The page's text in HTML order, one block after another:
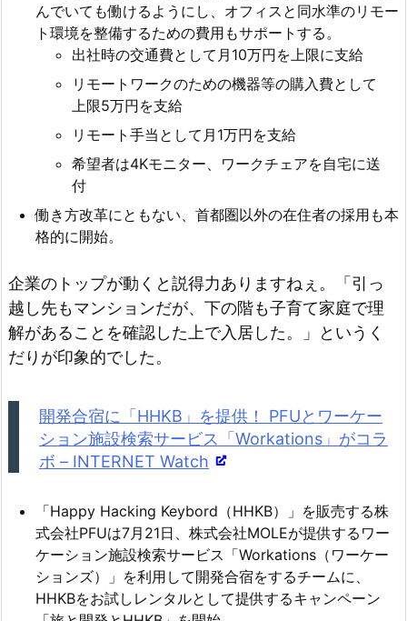
んでいても働けるようにし、オフィスと同水準のリモー
ト環境を整備するための費用もサポートする。
出社時の交通費として月10万円を上限に支給
リモートワークのための機器等の購入費として
上限5万円を支給
リモート手当として月1万円を支給
希望者は4Kモニター、ワークチェアを自宅に送
付
働き方改革にともない、首都圏以外の在住者の採用も本
格的に開始。
企業のトップが動くと説得力ありますねぇ。「引っ
越し先もマンションだが、下の階も子育て家庭で理
解があることを確認した上で入居した。」というく
だりが印象的でした。
開発合宿に「HHKB」を提供！ PFUとワーケー
ション施設検索サービス「Workations」がコラ
ボ – INTERNET Watch
「Happy Hacking Keybord（HHKB）」を販売する株
式会社PFUは7月21日、株式会社MOLEが提供するワー
ケーション施設検索サービス「Workations（ワーケー
ションズ）」を利用して開発合宿をするチームに、
HHKBをお試しレンタルとして提供するキャンペーン